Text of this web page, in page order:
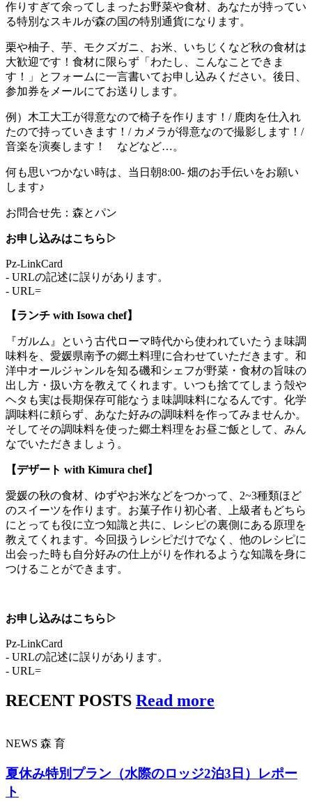
作りすぎて余ってしまったお野菜や食材、あなたが持ってい
る特別なスキルが森の国の特別通貨になります。
栗や柚子、芋、モクズガニ、お米、いちじくなど秋の食材は
大歓迎です！食材に限らず「わたし、こんなことできま
す！」とフォームに一言書いてお申し込みください。後日、
参加券をメールにてお送りします。
例）木工大工が得意なので椅子を作ります！/ 鹿肉を仕入れ
たので持っていきます！/ カメラが得意なので撮影します！/
音楽を演奏します！ などなど…。
何も思いつかない時は、当日朝8:00- 畑のお手伝いをお願い
します♪
お問合せ先：森とパン
お申し込みはこちら▷
Pz-LinkCard
- URLの記述に誤りがあります。
- URL=
【ランチ with Isowa chef】
『ガルム』という古代ローマ時代から使われていたうま味調
味料を、愛媛県南予の郷土料理に合わせていただきます。和
洋中オールジャンルを知る磯和シェフが野菜・食材の旨味の
出し方・扱い方を教えてくれます。いつも捨ててしまう殻や
ヘタも実は長期保存可能なうま味調味料になるんです。化学
調味料に頼らず、あなた好みの調味料を作ってみませんか。
そしてその調味料を使った郷土料理をお昼ご飯として、みん
なでいただきましょう。
【デザート with Kimura chef】
愛媛の秋の食材、ゆずやお米などをつかって、2~3種類ほど
のスイーツを作ります。お菓子作り初心者、上級者もどちら
にとっても役に立つ知識と共に、レシピの裏側にある原理を
教えてくれます。今回扱うレシピだけでなく、他のレシピに
出会った時も自分好みの仕上がりを作れるような知識を身に
つけることができます。
お申し込みはこちら▷
Pz-LinkCard
- URLの記述に誤りがあります。
- URL=
RECENT POSTS Read more
NEWS 森 育
夏休み特別プラン（水際のロッジ2泊3日）レポー
ト